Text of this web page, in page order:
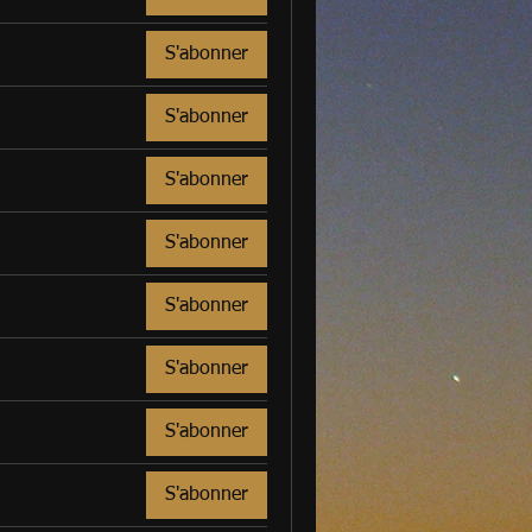
S'abonner
S'abonner
S'abonner
S'abonner
S'abonner
S'abonner
S'abonner
S'abonner